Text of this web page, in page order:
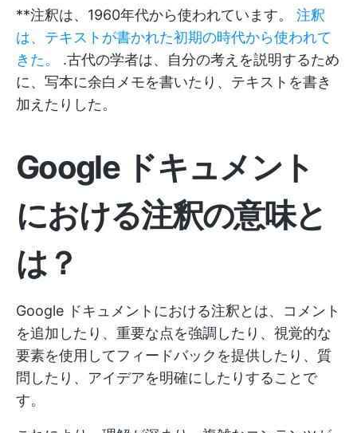
**注釈は、1960年代から使われています。 注釈
は、テキストが書かれた初期の時代から使われて
きた。
.古代の学者は、自分の考えを説明するため
に、写本に余白メモを書いたり、テキストを書き
加えたりした。
Google ドキュメント
における注釈の意味と
は？
Google ドキュメントにおける注釈とは、コメント
を追加したり、重要な点を強調したり、視覚的な
要素を使用してフィードバックを提供したり、質
問したり、アイデアを明確にしたりすることで
す。